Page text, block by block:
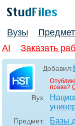
Вузы
AI
Заказать
Добавил:
права?
Вуз:
Предмет: Базы